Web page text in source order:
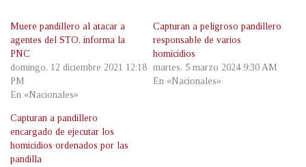
Muere pandillero al atacar a
agentes del STO, informa la
PNC
domingo, 12 diciembre 2021 12:18
PM
En «Nacionales»
Capturan a peligroso pandillero
responsable de varios
homicidios
martes, 5 marzo 2024 9:30 AM
En «Nacionales»
Capturan a pandillero
encargado de ejecutar los
homicidios ordenados por las
pandilla